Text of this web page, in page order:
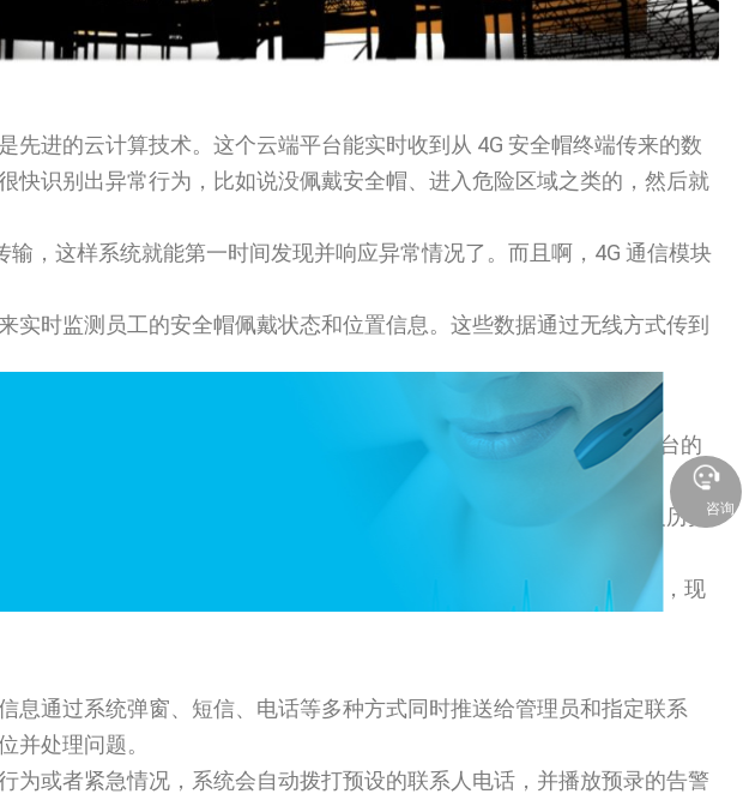
进的云计算技术。这个云端平台能实时收到从 4G 安全帽终端传来的数
识别出异常行为，比如说没佩戴安全帽、进入危险区域之类的，然后就
，这样系统就能第一时间发现并响应异常情况了。而且啊，4G 通信模块
时监测员工的安全帽佩戴状态和位置信息。这些数据通过无线方式传到
这些硬件。它不但能实时监测员工的佩戴状态，而且在收到云端平台的
遇到紧急情况的时候就能用它来寻求帮助。
理员可以通过管理软件查看员工的实时位置、安全帽佩戴状态以及历史
满足不同企业的安全管理需求。
系统，有实时告警提示、位置追踪、历史记录查询等功能。有了它，现
通过系统弹窗、短信、电话等多种方式同时推送给管理员和指定联系
并处理问题。
或者紧急情况，系统会自动拨打预设的联系人电话，并播放预录的告警
咨询